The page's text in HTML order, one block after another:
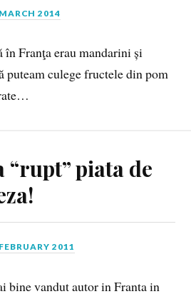
2014
în Franţa erau mandarini și
puteam culege fructele din pom
“rupt” piata de
2011
bine vandut autor in Franta in